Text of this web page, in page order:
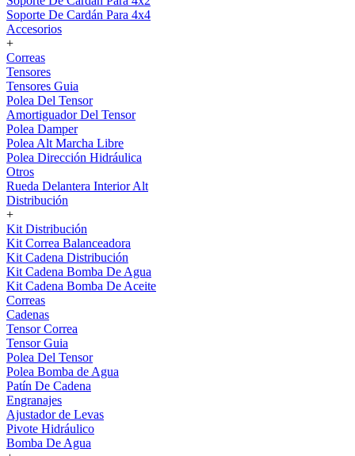
Soporte De Cardán Para 4x4
Accesorios
+
Correas
Tensores
Tensores Guia
Polea Del Tensor
Amortiguador Del Tensor
Polea Damper
Polea Alt Marcha Libre
Polea Dirección Hidráulica
Otros
Rueda Delantera Interior Alt
Distribución
+
Kit Distribución
Kit Correa Balanceadora
Kit Cadena Distribución
Kit Cadena Bomba De Agua
Kit Cadena Bomba De Aceite
Correas
Cadenas
Tensor Correa
Tensor Guia
Polea Del Tensor
Polea Bomba de Agua
Patín De Cadena
Engranajes
Ajustador de Levas
Pivote Hidráulico
Bomba De Agua